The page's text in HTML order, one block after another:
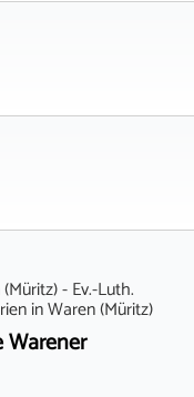
- Ev.-Luth.
inWaren (Müritz)